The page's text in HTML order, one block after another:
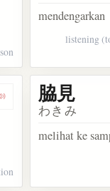
mendengarkan
listening
Dengarkan kosakata 傍受
脇見
わきみ
melihat ke